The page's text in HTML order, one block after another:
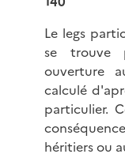
Le legs
se trouve
ouverture
calculé
particulier.
héritiers ou